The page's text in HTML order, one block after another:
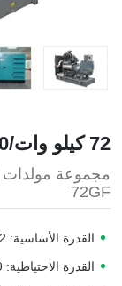
72 كيلو وات/90 كيلو فولت أمبير
72GF
القدرة الأساسية: 72 كيلوواط/90 كيلو فولت أمبير
القدرة الاحتياطية: 79 كيلو وات/99 كيلو فولت أمبير